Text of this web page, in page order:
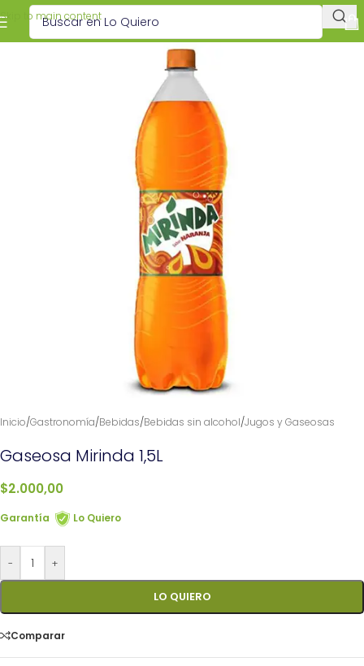
Skip to main content
Inicio/Gastronomía/Bebidas/Bebidas sin alcohol/Jugos y Gaseosas
Gaseosa Mirinda 1,5L
$2.000,00
Garantía Lo Quiero
- +
LO QUIERO
Comparar